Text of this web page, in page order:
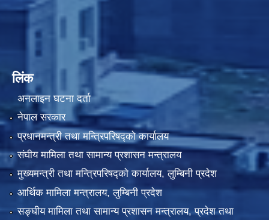
लिंक
अनलाइन घटना दर्ता
नेपाल सरकार
प्रधानमन्त्री तथा मन्त्रिपरिषद्को कार्यालय
संघीय मामिला तथा सामान्य प्रशासन मन्त्रालय
मुख्यमन्त्री तथा मन्त्रिपरिषद्को कार्यालय, लुम्बिनी प्रदेश
आर्थिक मामिला मन्त्रालय, लुम्बिनी प्रदेश
सङ्घीय मामिला तथा सामान्य प्रशासन मन्त्रालय, प्रदेश तथा